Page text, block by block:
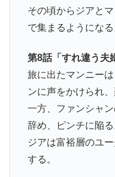
その頃からジアと
で集まるようになる
第8話「すれ違う夫
旅に出たマンニー
ンに声をかけられ
一方、ファンシャ
辞め、ピンチに陥る
ジアは富裕層のユ
する。